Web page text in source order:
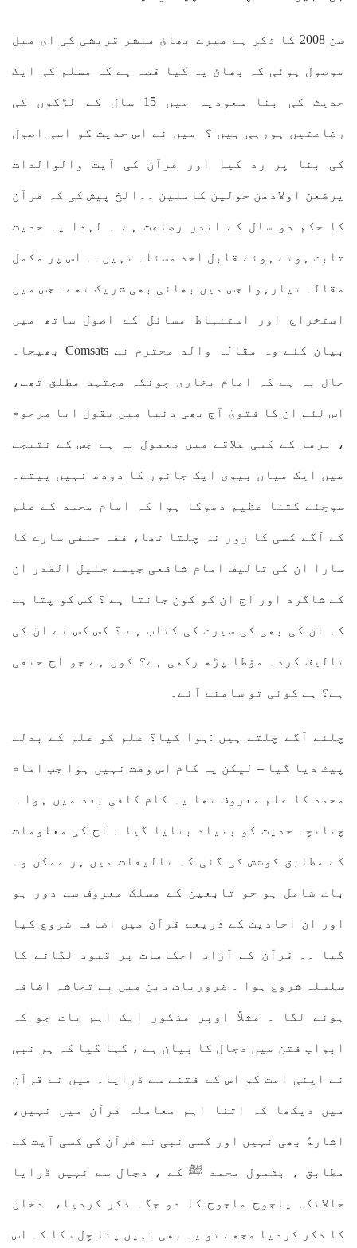
سن 2008 کا ذکر ہے میرے بھائ مبشر قریشی کی ای میل
موصول ہوئی کہ بھائ یہ کیا قصہ ہے کہ مسلم کی ایک
حدیث کی بنا سعودیہ میں 15 سال کے لڑکوں کی
رضاعتیں ہورہی ہیں ؟ میں نے اس حدیث کو اسی اصول
کی بنا پر رد کیا اور قرآن کی آیت والوالدات
یرضعن اولادھن حولین کاملین ۔۔الخ پیش کی کہ قرآن
کا حکم دو سال کے اندر رضاعت ہے ۔ لہذا یہ حدیث
ثابت ہوتے ہوئے قابل اخذ مسئلہ نہیں۔۔ اس پر مکمل
مقالہ تیارہوا جس میں بھائی بھی شریک تھے۔ جس میں
استخراج اور استنباط مسائل کے اصول ساتھ میں
بیان کئے وہ مقالہ والد محترم نے Comsats بھیجا۔
حال یہ ہے کہ امام بخاری چونکہ مجتہد مطلق تھے،
اس لئے ان کا فتویٰ آج بھی دنیا میں بقول ابا مرحوم
، برما کے کسی علاقے میں معمول بہ ہے جس کے نتیجے
میں ایک میاں بیوی ایک جانور کا دودھ نہیں پیتے۔
سوچئے کتنا عظیم دھوکا ہوا کہ امام محمد کے علم
کے آگے کسی کا زور نہ چلتا تھا، فقہ حنفی سارے کا
سارا ان کی تالیف امام شافعی جیسے جلیل القدر ان
کے شاگرد اور آج ان کو کون جانتا ہے ؟ کس کو پتا ہے
کہ ان کی بھی کی سیرت کی کتاب ہے ؟ کس کس نے ان کی
تالیف کردہ مؤطا پڑھ رکھی ہے؟ کون ہے جو آج حنفی
ہے؟ ہے کوئی تو سامنے آئے۔
چلئے آگے چلتے ہیں :ہوا کیا؟ علم کو علم کے بدلے
پیٹ دیا گیا – لیکن یہ کام اس وقت نہیں ہوا جب امام
محمد کا علم معروف تھا یہ کام کافی بعد میں ہوا۔
چنانچہ حدیث کو بنیاد بنایا گیا ۔ آج کی معلومات
کے مطابق کوشش کی گئی کہ تالیفات میں ہر ممکن وہ
بات شامل ہو جو تابعین کے مسلک معروف سے دور ہو
اور ان احادیث کے ذریعے قرآن میں اضافہ شروع کیا
گیا ۔۔ قرآن کے آزاد احکامات پر قیود لگانے کا
سلسلہ شروع ہوا ۔ ضروریات دین میں بے تحاشہ اضافہ
ہونے لگا ۔ مثلاً اوپر مذکور ایک اہم بات جو کہ
ابواب فتن میں دجال کا بیان ہے ، کہا گیا کہ ہر نبی
نے اپنی امت کو اس کے فتنے سے ڈرایا۔ میں نے قرآن
میں دیکھا کہ اتنا اہم معاملہ قرآن میں نہیں،
اشارۃً بھی نہیں اور کسی نبی نے قرآن کی کسی آیت کے
مطابق ، بشمول محمد ﷺ کے ، دجال سے نہیں ڈرایا
حالانکہ یاجوج ماجوج کا دو جگہ ذکر کردیا، دخان
کا ذکر کردیا مجھے تو یہ بھی نہیں پتا چل سکا کہ اس